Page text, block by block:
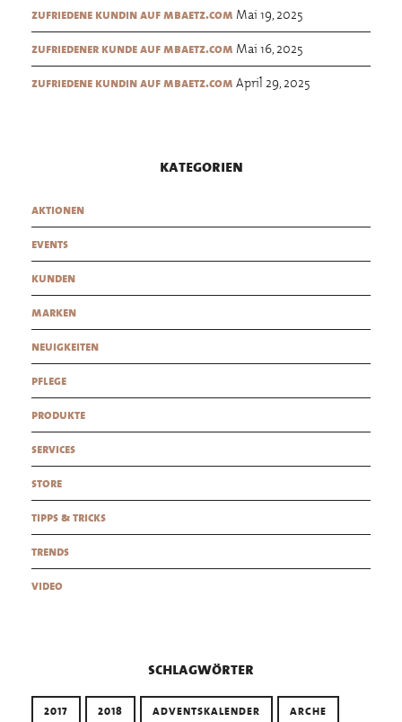
zufriedene kundin auf mbaetz.com Mai 19, 2025
zufriedener kunde auf mbaetz.com Mai 16, 2025
zufriedene kundin auf mbaetz.com April 29, 2025
kategorien
aktionen
events
kunden
marken
neuigkeiten
pflege
produkte
services
store
tipps & tricks
trends
video
schlagwörter
2017 2018 ADVENTSKALENDER ARCHE